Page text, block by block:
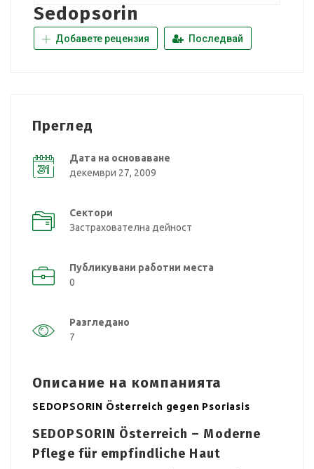
Sedopsorin
Добавете рецензия Последвай
Преглед
Дата на основаване
декември 27, 2009
Сектори
Застрахователна дейност
Публикувани работни места
0
Разгледано
7
Описание на компанията
SEDOPSORIN Österreich gegen Psoriasis
SEDOPSORIN Österreich – Moderne
Pflege für empfindliche Haut